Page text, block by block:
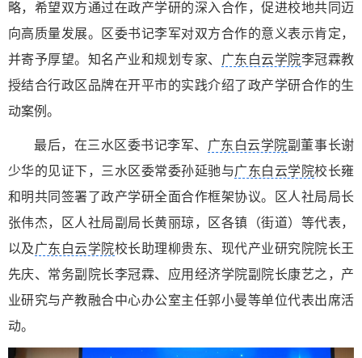
略，希望双方通过在政产学研的深入合作，促进校地共同迈
向高质量发展。区委书记李军对双方合作的意义表示肯定，
并寄予厚望。知名产业和规划专家、 广东白云学院李冠霖教
授结合行政区品牌在开平市的实践介绍了政产学研合作的生
动案例。
最后，在三水区委书记李军、 广东白云学院副董事长谢
少华的见证下，三水区委常委孙延驰与广东白云学院校长雍
和明共同签署了政产学研全面合作框架协议。区人社局局长
张伟杰，区人社局副局长黄丽琼，区各镇（街道）等代表，
以及广东白云学院校长助理柳贵东、现代产业研究院院长王
先庆、常务副院长李冠霖、应用经济学院副院长康艺之，产
业研究与产教融合中心办公室主任郭小曼等单位代表出席活
动。